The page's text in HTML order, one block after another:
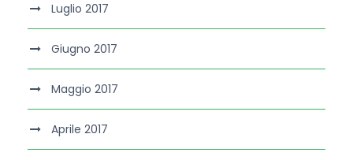
Luglio 2017
Giugno 2017
Maggio 2017
Aprile 2017